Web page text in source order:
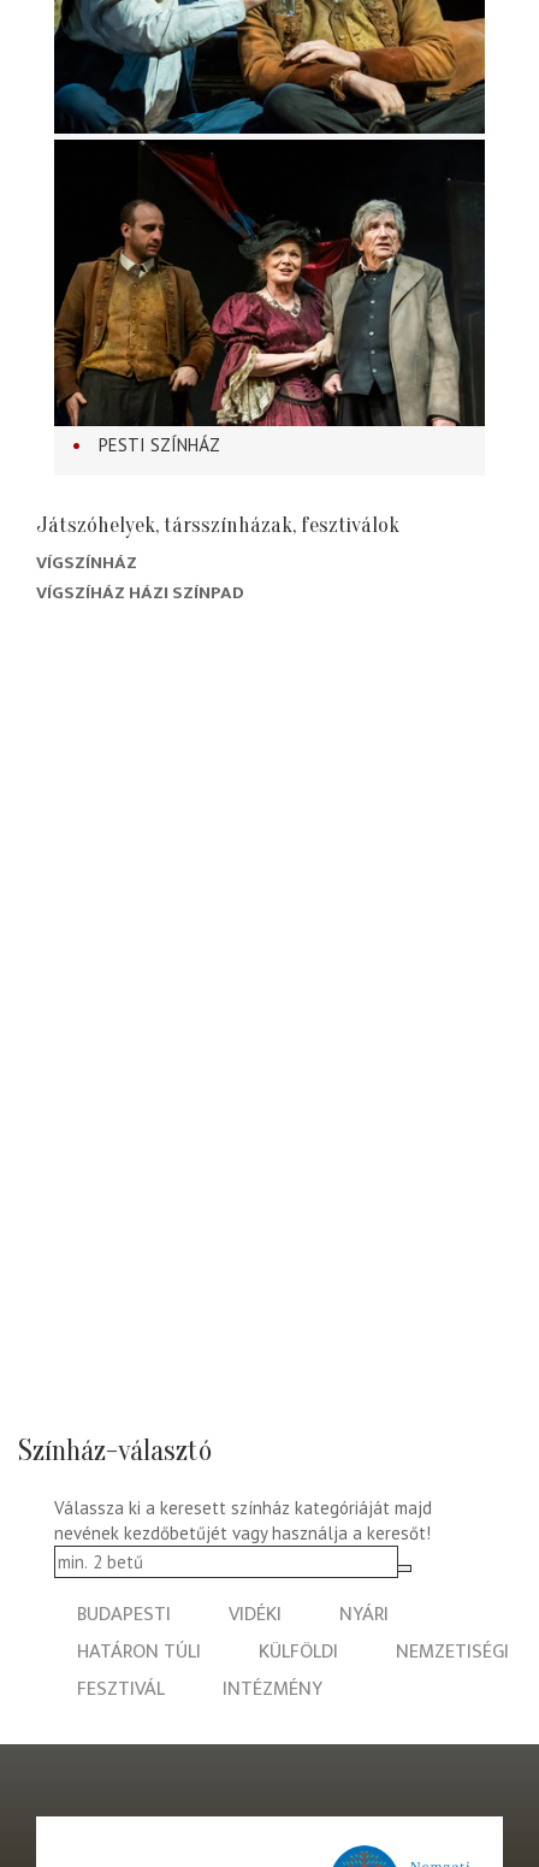
PESTI SZÍNHÁZ
Játszóhelyek, társszínházak, fesztiválok
VÍGSZÍNHÁZ
VÍGSZÍHÁZ HÁZI SZÍNPAD
Színház-választó
Válassza ki a keresett színház kategóriáját majd
nevének kezdőbetűjét vagy használja a keresőt!
BUDAPESTI VIDÉKI
NYÁRI
HATÁRON TÚLI
KÜLFÖLDI
NEMZETISÉGI
FESZTIVÁL
INTÉZMÉNY